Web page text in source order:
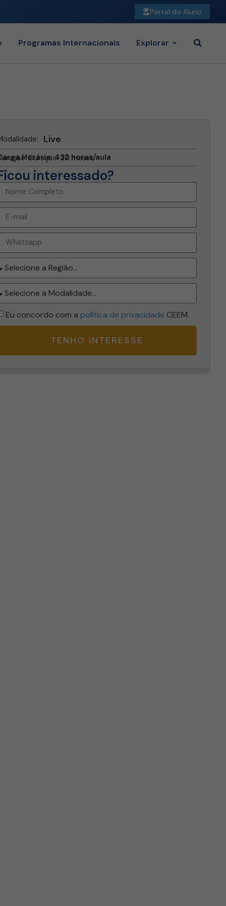
Portal do Aluno
Programas Internacionais Explorar
Live
Horária: 432 horas/aula
Duração: 20 meses
interessado?
Eu concordo com a política de privacidade CEEM.
TENHO INTERESSE